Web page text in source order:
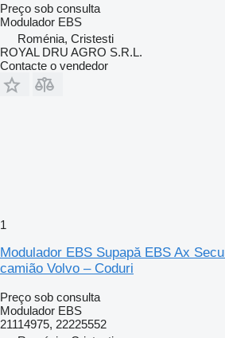
Preço sob consulta
Modulador EBS
Roménia, Cristesti
ROYAL DRU AGRO S.R.L.
Contacte o vendedor
1
Modulador EBS Supapă EBS Ax
camião Volvo – Coduri
Preço sob consulta
Modulador EBS
21114975, 22225552